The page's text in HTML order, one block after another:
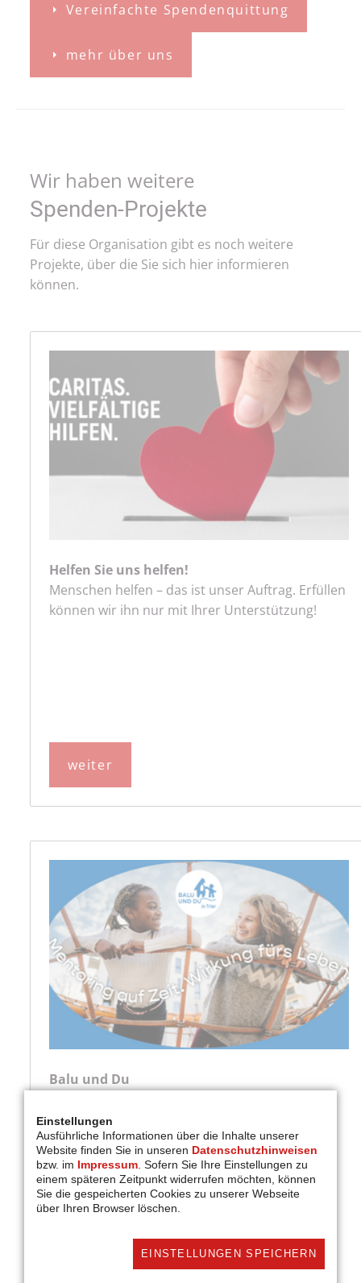
Vereinfachte Spendenquittung
mehr über uns
Wir haben weitere
Spenden-Projekte
Für diese Organisation gibt es noch weitere
Projekte, über die Sie sich hier informieren
können.
Helfen Sie uns helfen!
Menschen helfen – das ist unser Auftrag. Erfüllen
können wir ihn nur mit Ihrer Unterstützung!
weiter
Balu und Du
Grundschulkinder durch verlässliche
Freundschaften mit jungen Erwachsenen.
Einstellungen
Ausführliche Informationen über die Inhalte unserer
Website finden Sie in unseren Datenschutzhinweisen
bzw. im Impressum . Sofern Sie Ihre Einstellungen zu
einem späteren Zeitpunkt widerrufen möchten, können
Sie die gespeicherten Cookies zu unserer Webseite
über Ihren Browser löschen.
EINSTELLUNGEN SPEICHERN